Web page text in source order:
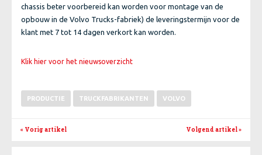
chassis beter voorbereid kan worden voor montage van de
opbouw in de Volvo Trucks-fabriek) de leveringstermijn voor de
klant met 7 tot 14 dagen verkort kan worden.
Klik hier voor het nieuwsoverzicht
PRODUCTIE TRUCKFABRIKANTEN VOLVO
« Vorig artikel Volgend artikel»